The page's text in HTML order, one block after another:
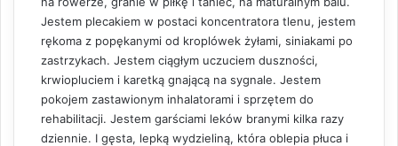
Jestem plecakiem w postaci koncentratora tlenu, jestem
rękoma z popękanymi od kroplówek żyłami, siniakami po
zastrzykach. Jestem ciągłym uczuciem duszności,
krwiopluciem i karetką gnającą na sygnale. Jestem
pokojem zastawionym inhalatorami i sprzętem do
rehabilitacji. Jestem garściami leków branymi kilka razy
dziennie. I gęsta, lepką wydzieliną, która oblepia płuca i